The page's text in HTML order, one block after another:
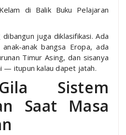
di Balik Buku Pelajaran
juga diklasifikasi. Ada
anak bangsa Eropa, ada
Timur Asing, dan sisanya
— itupun kalau dapet jatah.
Sistem
Saat Masa